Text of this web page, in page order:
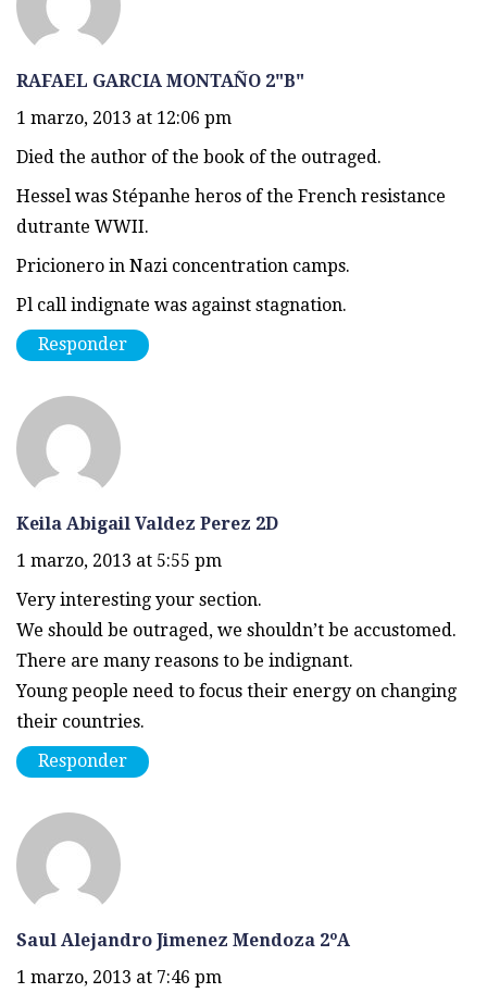
RAFAEL GARCIA MONTAÑO 2"B"
1 marzo, 2013 at 12:06 pm
Died the author of the book of the outraged.
Hessel was Stépanhe heros of the French resistance
dutrante WWII.
Pricionero in Nazi concentration camps.
Pl call indignate was against stagnation.
Responder
Keila Abigail Valdez Perez 2D
1 marzo, 2013 at 5:55 pm
Very interesting your section.
We should be outraged, we shouldn’t be accustomed.
There are many reasons to be indignant.
Young people need to focus their energy on changing
their countries.
Responder
Saul Alejandro Jimenez Mendoza 2ºA
1 marzo, 2013 at 7:46 pm